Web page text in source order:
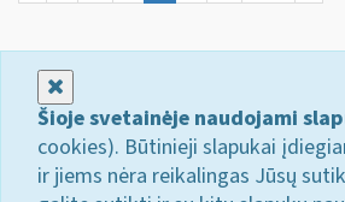
Šioje svetainėje naudojami
cookies). Būtinieji slapukai
ir jiems nėra reikalingas Jūsų